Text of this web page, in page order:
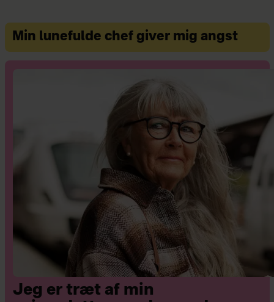
Min lunefulde chef giver mig angst
Jeg er træt af min